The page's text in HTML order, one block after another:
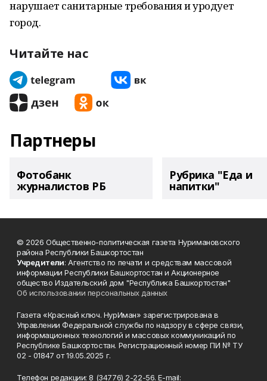
нарушает санитарные требования и уродует
город.
Читайте нас
Партнеры
Фотобанк
журналистов РБ
Рубрика "Еда и
напитки"
© 2026 Общественно-политическая газета Нуримановского
района Республики Башкортостан
Учредители: Агентство по печати и средствам массовой
информации Республики Башкортостан и Акционерное
общество Издательский дом "Республика Башкортостан"
Об использовании персональных данных
Газета «Красный ключ. НурИман» зарегистрирована в
Управлении Федеральной службы по надзору в сфере связи,
информационных технологий и массовых коммуникаций по
Республике Башкортостан. Регистрационный номер ПИ № ТУ
02 - 01847 от 19.05.2025 г.
Телефон редакции: 8 (34776) 2-22-56. E-mail: